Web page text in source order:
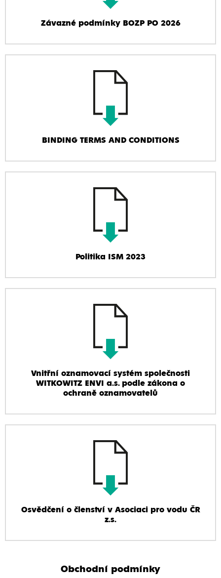
Závazné podmínky BOZP PO 2026
BINDING TERMS AND CONDITIONS
Politika ISM 2023
Vnitřní oznamovací systém společnosti
WITKOWITZ ENVI a.s. podle zákona o
ochraně oznamovatelů
Osvědčení o členství v Asociaci pro vodu ČR
z.s.
Obchodní podmínky